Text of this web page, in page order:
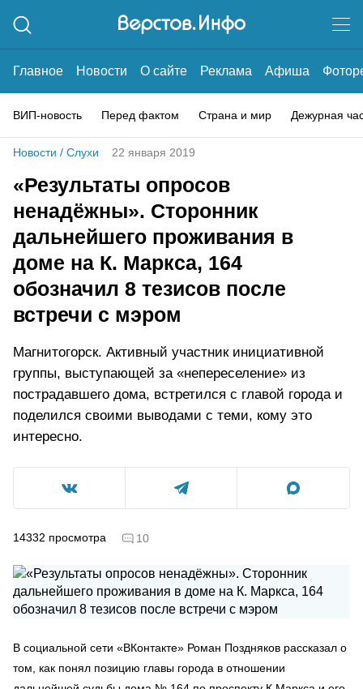
Главное Новости О сайте Реклама Афиша
ВИП-новость Перед фактом Страна и мир Дежурная
Новости / Слухи 22 января 2019
«Результаты опросов
ненадёжны». Сторонник
дальнейшего проживания в
доме на К. Маркса, 164
обозначил 8 тезисов после
встречи с мэром
Магнитогорск. Активный участник инициативной
группы, выступающей за «непереселение» из
пострадавшего дома, встретился с главой города и
поделился своими выводами с теми, кому это
интересно.
14332 просмотра 10
В социальной сети «ВКонтакте» Роман Поздняков рассказал о
том, как понял позицию главы города в отношении